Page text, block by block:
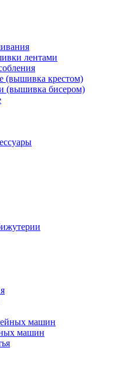
лентами
(вышивка крестом)
(вышивка бисером)
машин
машин